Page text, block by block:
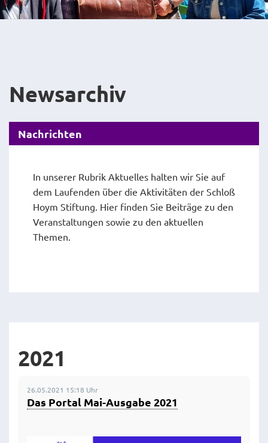
Newsarchiv
Nachrichten
In unserer Rubrik Aktuelles halten wir Sie auf
dem Laufenden über die Aktivitäten der Schloß
Hoym Stiftung. Hier finden Sie Beiträge zu den
Veranstaltungen sowie zu den aktuellen
Themen.
2021
26.05.2021 15:18 Uhr
Das Portal Mai-Ausgabe 2021